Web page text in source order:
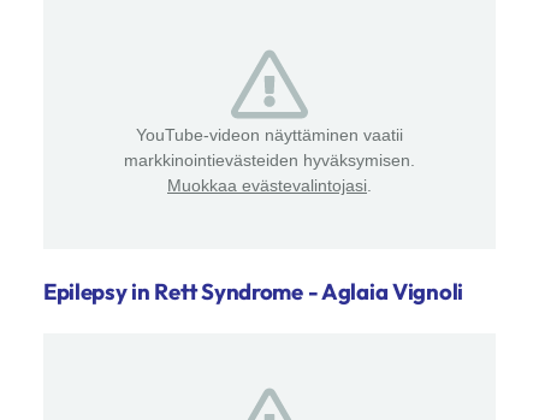
YouTube-videon näyttäminen vaatii
markkinointievästeiden hyväksymisen.
Muokkaa evästevalintojasi
Epilepsy in Rett Syndrome - Aglaia Vignoli